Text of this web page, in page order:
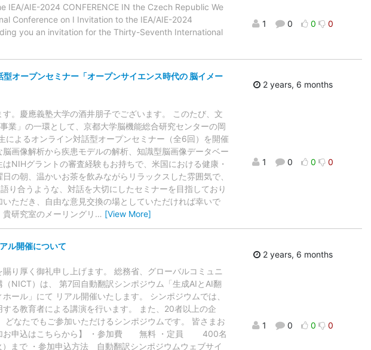
AIE-2024 CONFERENCE IN the Czech Republic We
Conference on I Invitation to the IEA/AIE-2024
you an invitation for the Thirty-Seventh International
1 0 0 0
オープンセミナー「オープンサイエンス時代の 脳イメー
。慶應義塾大学の酒井朋子でございます。 このたび、文
業」の一環として、京都大学脳機能総合研究センターの岡
よるオンライン対話型オープンセミナー（全6回）を開催
画像解析から疾患モデルの解析、知識型脳画像データベー
NIHグラントの審査経験もお持ちで、米国における健康・
の朝、温かいお茶を飲みながらリラックスした雰囲気で、
り合うような、対話を大切にしたセミナーを目指しており
ただき、自由な意見交換の場としていただければ幸いで
研究室のメーリングリ … [View More]
2 years, 6 months
1 0 0 0
ル開催について
り厚く御礼申し上げます。 総務省、グローバルコミュニ
NICT）は、 第7回自動翻訳シンポジウム「生成AIとAI翻
ール」にて リアル開催いたします。 シンポジウムでは、
る教育者による講演を行います。 また、20者以上の企
なたでもご参加いただけるシンポジウムです。 皆さまお
加お申込はこちらから】 ・参加費 無料 ・定員 400名
まで ・参加申込方法 自動翻訳シンポジウムウェブサイ
2 years, 6 months
1 0 0 0